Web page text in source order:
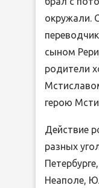
окружали.
сыном
родители
герою
Действие
разных
Неаполе,